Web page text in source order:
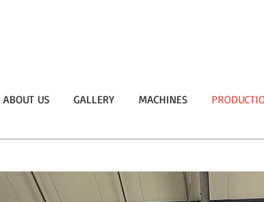
ABOUT US GALLERY MACHINES